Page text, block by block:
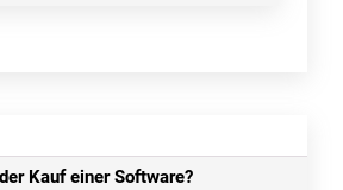
Kauf einer Software?